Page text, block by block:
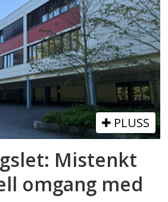
PLUSS
Mistenkt
omgang med